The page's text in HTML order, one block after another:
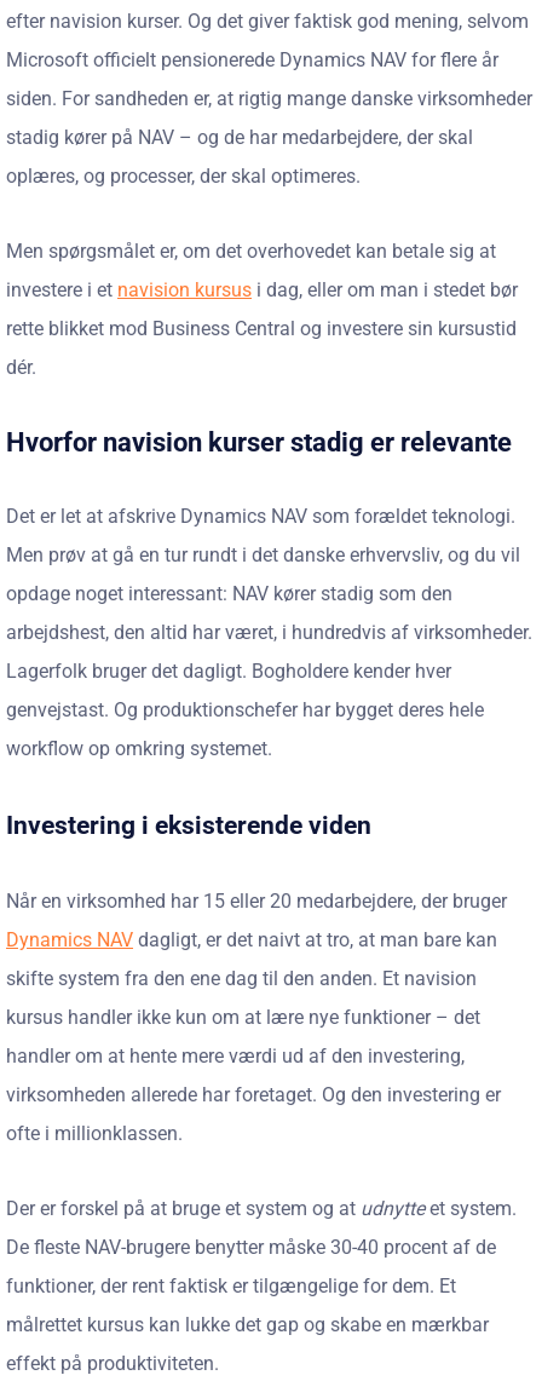
efter navision kurser. Og det giver faktisk god mening, selvom
Microsoft officielt pensionerede Dynamics NAV for flere år
siden. For sandheden er, at rigtig mange danske virksomheder
stadig kører på NAV – og de har medarbejdere, der skal
oplæres, og processer, der skal optimeres.
Men spørgsmålet er, om det overhovedet kan betale sig at
investere i et navision kursus i dag, eller om man i stedet bør
rette blikket mod Business Central og investere sin kursustid
dér.
Hvorfor navision kurser stadig er relevante
Det er let at afskrive Dynamics NAV som forældet teknologi.
Men prøv at gå en tur rundt i det danske erhvervsliv, og du vil
opdage noget interessant: NAV kører stadig som den
arbejdshest, den altid har været, i hundredvis af virksomheder.
Lagerfolk bruger det dagligt. Bogholdere kender hver
genvejstast. Og produktionschefer har bygget deres hele
workflow op omkring systemet.
Investering i eksisterende viden
Når en virksomhed har 15 eller 20 medarbejdere, der bruger
Dynamics NAV dagligt, er det naivt at tro, at man bare kan
skifte system fra den ene dag til den anden. Et navision
kursus handler ikke kun om at lære nye funktioner – det
handler om at hente mere værdi ud af den investering,
virksomheden allerede har foretaget. Og den investering er
ofte i millionklassen.
Der er forskel på at bruge et system og at udnytteet system.
De fleste NAV-brugere benytter måske 30-40 procent af de
funktioner, der rent faktisk er tilgængelige for dem. Et
målrettet kursus kan lukke det gap og skabe en mærkbar
effekt på produktiviteten.